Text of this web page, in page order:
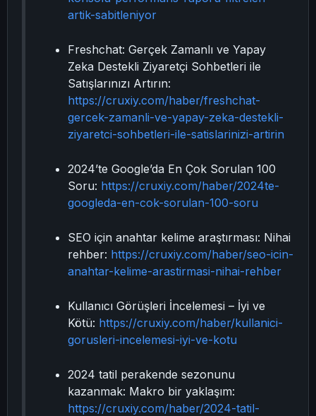
artik-sabitleniyor
Freshchat: Gerçek Zamanlı ve Yapay
Zeka Destekli Ziyaretçi Sohbetleri ile
Satışlarınızı Artırın:
https://cruxiy.com/haber/freshchat-
gercek-zamanli-ve-yapay-zeka-destekli-
ziyaretci-sohbetleri-ile-satislarinizi-artirin
2024’te Google’da En Çok Sorulan 100
Soru: https://cruxiy.com/haber/2024te-
googleda-en-cok-sorulan-100-soru
SEO için anahtar kelime araştırması: Nihai
rehber: https://cruxiy.com/haber/seo-icin-
anahtar-kelime-arastirmasi-nihai-rehber
Kullanıcı Görüşleri İncelemesi – İyi ve
Kötü: https://cruxiy.com/haber/kullanici-
gorusleri-incelemesi-iyi-ve-kotu
2024 tatil perakende sezonunu
kazanmak: Makro bir yaklaşım:
https://cruxiy.com/haber/2024-tatil-